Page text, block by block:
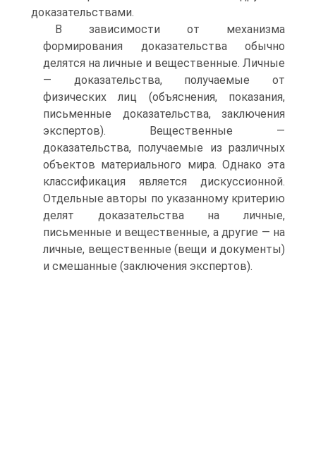
доказательствами.
В зависимости от механизма
формирования доказательства обычно
делятся на личные и вещественные. Личные
— доказательства, получаемые от
физических лиц (объяснения, показания,
письменные доказательства, заключения
экспертов). Вещественные —
доказательства, получаемые из различных
объектов материального мира. Однако эта
классификация является дискуссионной.
Отдельные авторы по указанному критерию
делят доказательства на личные,
письменные и вещественные, а другие — на
личные, вещественные (вещи и документы)
и смешанные (заключения экспертов).